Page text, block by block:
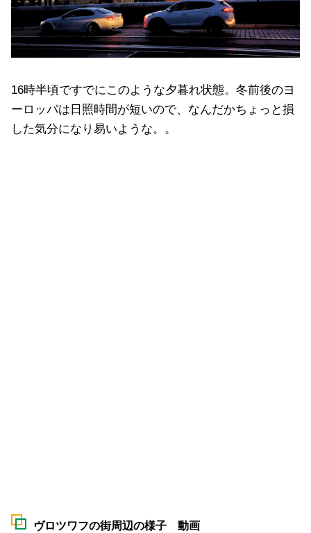
16時半頃ですでにこのような夕暮れ状態。冬前後のヨ
ーロッパは日照時間が短いので、なんだかちょっと損
した気分になり易いような。。
ヴロツワフの街周辺の様子 動画